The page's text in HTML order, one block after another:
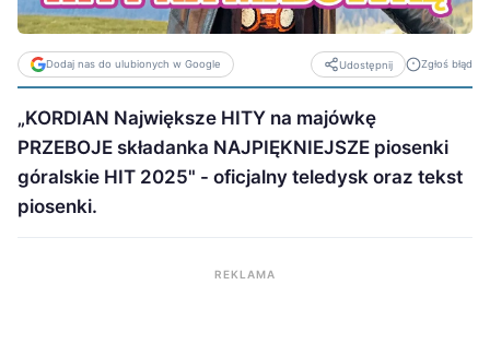
Dodaj nas do ulubionych w Google Udostępnij Zgłoś błąd
„KORDIAN Największe HITY na majówkę
PRZEBOJE składanka NAJPIĘKNIEJSZE piosenki
góralskie HIT 2025" - oficjalny teledysk oraz tekst
piosenki.
REKLAMA